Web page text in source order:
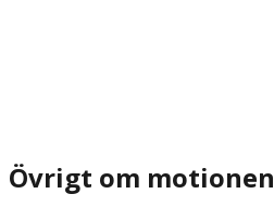
Övrigt om motionen